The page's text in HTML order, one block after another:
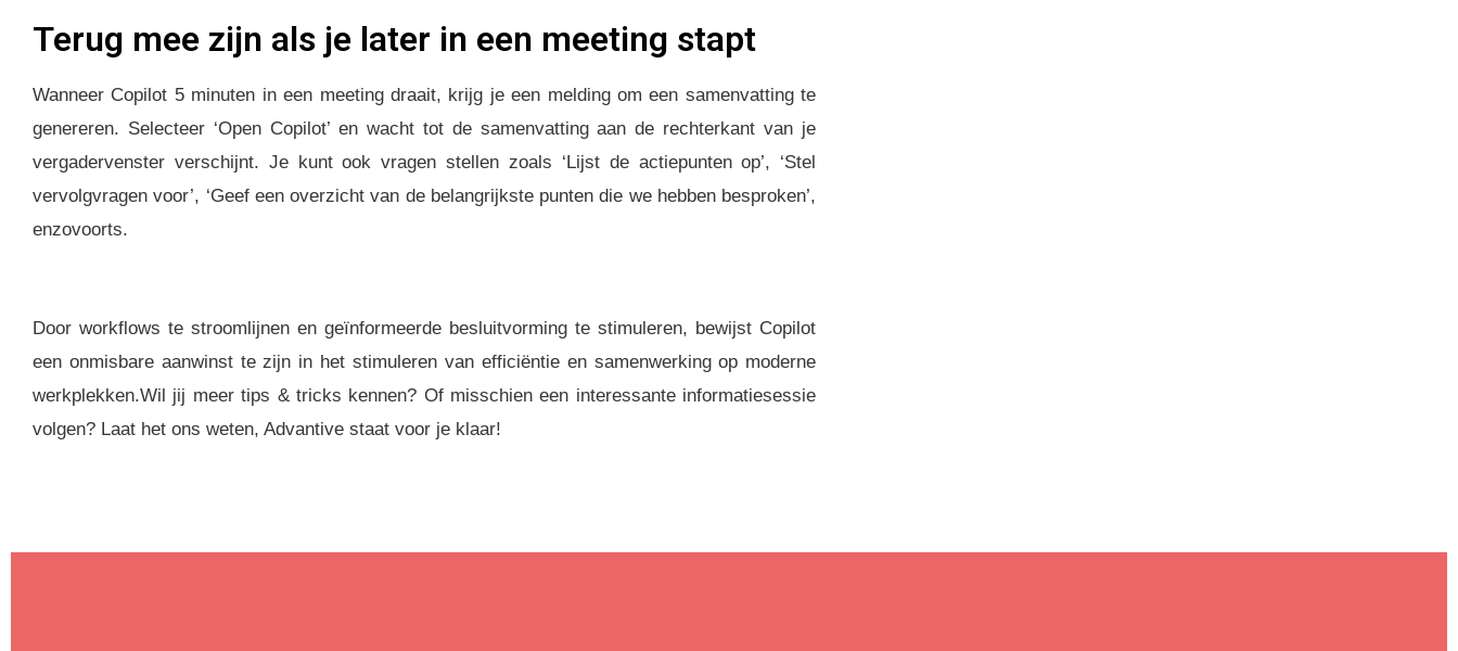
Terug mee zijn als je later in een meeting stapt
Wanneer Copilot 5 minuten in een meeting draait, krijg je een melding om een samenvatting te
genereren. Selecteer ‘Open Copilot’ en wacht tot de samenvatting aan de rechterkant van je
vergadervenster verschijnt. Je kunt ook vragen stellen zoals ‘Lijst de actiepunten op’, ‘Stel
vervolgvragen voor’, ‘Geef een overzicht van de belangrijkste punten die we hebben besproken’,
enzovoorts.
Door workflows te stroomlijnen en geïnformeerde besluitvorming te stimuleren, bewijst Copilot
een onmisbare aanwinst te zijn in het stimuleren van efficiëntie en samenwerking op moderne
werkplekken.Wil jij meer tips & tricks kennen? Of misschien een interessante informatiesessie
volgen? Laat het ons weten, Advantive staat voor je klaar!